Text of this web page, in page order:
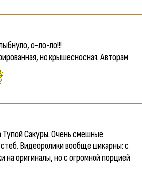
о-ло-ло!!!
но крышесносная. Авторам
Сакуры. Очень смешные
Видеоролики вообще шикарны: с
на оригиналы, но с огромной порцией